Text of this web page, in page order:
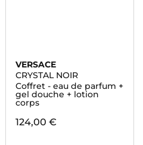
VERSACE
CRYSTAL NOIR
Coffret - eau de parfum +
gel douche + lotion
corps
124,00 €